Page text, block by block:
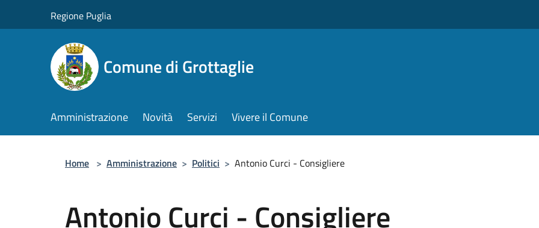
Regione Puglia
Comune di Grottaglie
Amministrazione Novità Servizi Vivere il Comune
Home > Amministrazione > Politici > Antonio Curci - Consigliere
Antonio Curci - Consigliere